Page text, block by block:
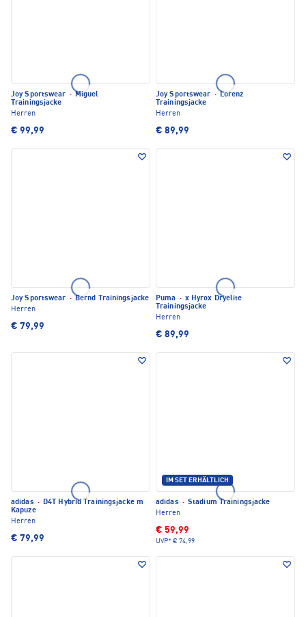
Joy Sportswear · Miguel
Trainingsjacke
Herren
€ 99,99
Joy Sportswear · Lorenz
Trainingsjacke
Herren
€ 89,99
Joy Sportswear · Bernd Trainingsjacke
Herren
€ 79,99
Puma · x Hyrox Dryelite
Trainingsjacke
Herren
€ 89,99
adidas · D4T Hybrid Trainingsjacke m
Kapuze
Herren
€ 79,99
IM SET ERHÄLTLICH
adidas · Stadium Trainingsjacke
Herren
€ 59,99
UVP* € 74,99